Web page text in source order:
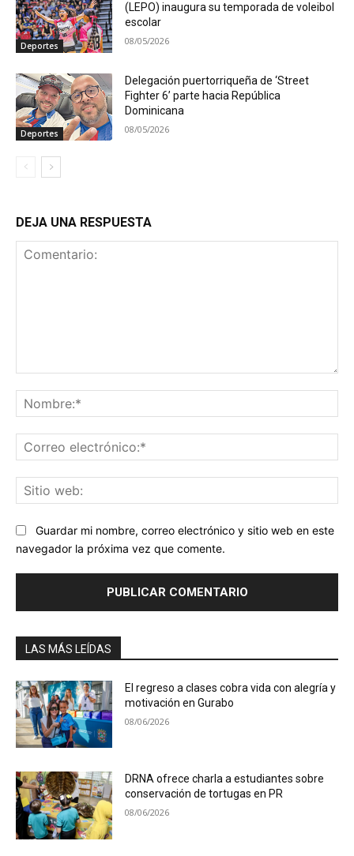
Deportes
(LEPO) inaugura su temporada de voleibol
escolar
08/05/2026
Deportes
Delegación puertorriqueña de ‘Street
Fighter 6’ parte hacia República
Dominicana
08/05/2026
DEJA UNA RESPUESTA
Guardar mi nombre, correo electrónico y sitio web en este
navegador la próxima vez que comente.
LAS MÁS LEÍDAS
El regreso a clases cobra vida con alegría y
motivación en Gurabo
08/06/2026
DRNA ofrece charla a estudiantes sobre
conservación de tortugas en PR
08/06/2026